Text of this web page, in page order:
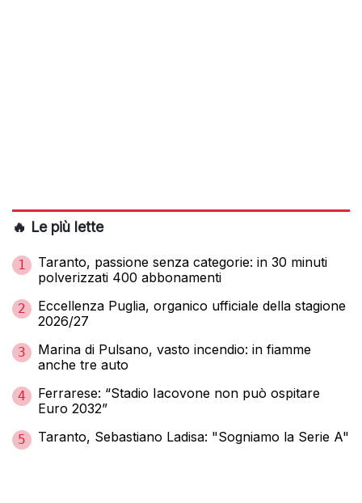
🔥 Le più lette
1
Taranto, passione senza categorie: in 30 minuti
polverizzati 400 abbonamenti
2
Eccellenza Puglia, organico ufficiale della stagione
2026/27
3
Marina di Pulsano, vasto incendio: in fiamme
anche tre auto
4
Ferrarese: “Stadio Iacovone non può ospitare
Euro 2032”
5 Taranto, Sebastiano Ladisa: "Sogniamo la Serie A"